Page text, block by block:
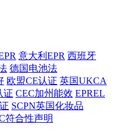
意大利EPR 西班牙
德国电池法
欧盟CE认证 英国UKCA
证 CEC加州能效 EPREL
SCPN英国化妆品
符合性声明